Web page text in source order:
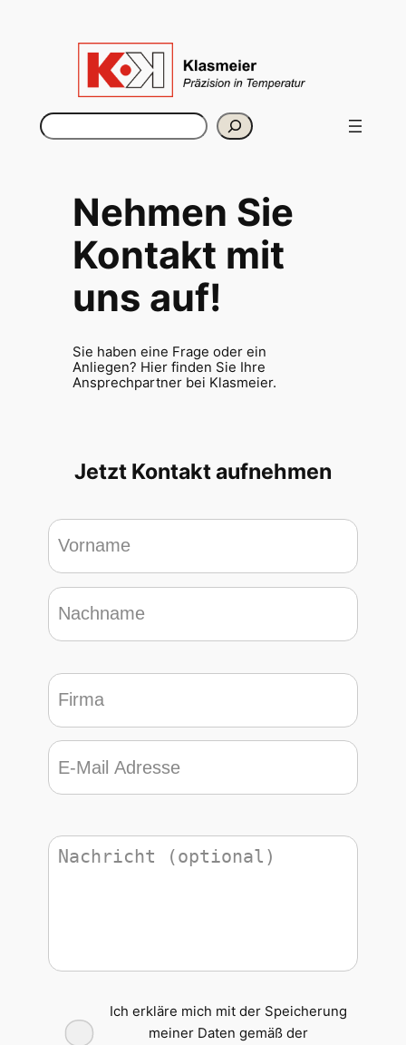
Suchen
Nehmen Sie
Kontakt mit
uns auf!
Sie haben eine Frage oder ein
Anliegen? Hier finden Sie Ihre
Ansprechpartner bei Klasmeier.
Jetzt Kontakt aufnehmen
Ich erkläre mich mit der Speicherung
meiner Daten gemäß der